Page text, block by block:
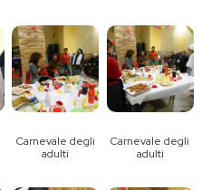
Carnevale degli
adulti
Carnevale degli
adulti